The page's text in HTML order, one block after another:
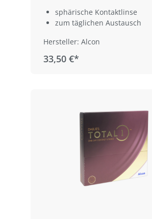
sphärische Kontaktlinse
zum täglichen Austausch
Hersteller: Alcon
33,50 €*